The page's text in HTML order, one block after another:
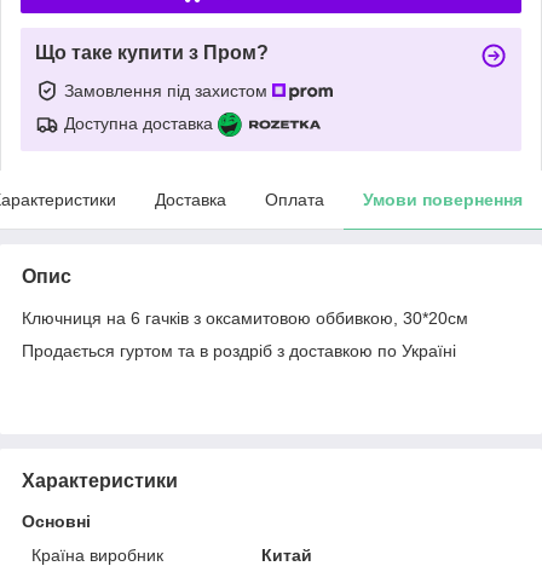
Що таке купити з Пром?
Замовлення під захистом
Доступна доставка
Доставка Оплата Умови повернення
Опис
Ключниця на 6 гачків з оксамитовою оббивкою, 30*20см
Продається гуртом та в роздріб з доставкою по Україні
Характеристики
Основні
Країна виробник
Китай